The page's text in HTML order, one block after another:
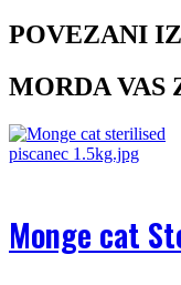
POVEZANI
MORDA VAS
Monge cat